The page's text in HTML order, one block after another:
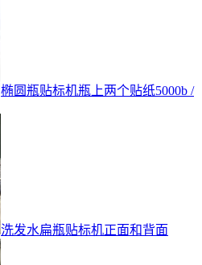
椭圆瓶贴标机瓶上两个贴纸5000b /
洗发水扁瓶贴标机正面和背面